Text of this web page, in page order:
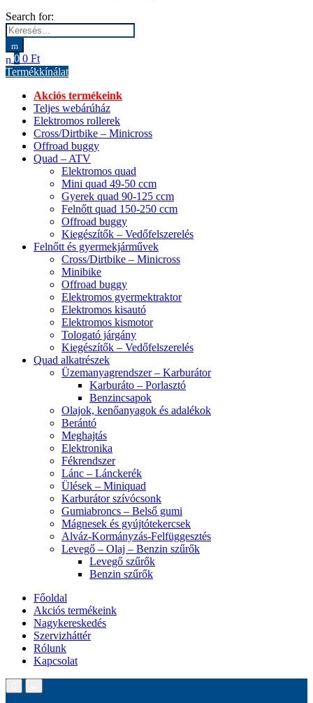
Search for:
0 0 Ft
Termékkínálat
Akciós termékeink
Teljes webárúház
Elektromos rollerek
Cross/Dirtbike – Minicross
Offroad buggy
Quad – ATV
Elektromos quad
Mini quad 49-50 ccm
Gyerek quad 90-125 ccm
Felnőtt quad 150-250 ccm
Offroad buggy
Kiegészítők – Vedőfelszerelés
Felnőtt és gyermekjárművek
Cross/Dirtbike – Minicross
Minibike
Offroad buggy
Elektromos gyermektraktor
Elektromos kisautó
Elektromos kismotor
Tologató járgány
Kiegészítők – Vedőfelszerelés
Quad alkatrészek
Üzemanyagrendszer – Karburátor
Karburáto – Porlasztó
Benzincsapok
Olajok, kenőanyagok és adalékok
Berántó
Meghajtás
Elektronika
Fékrendszer
Lánc – Lánckerék
Ülések – Miniquad
Karburátor szívócsonk
Gumiabroncs – Belső gumi
Mágnesek és gyújtótekercsek
Alváz-Kormányzás-Felfüggesztés
Levegő – Olaj – Benzin szűrők
Levegő szűrők
Benzin szűrők
Főoldal
Akciós termékeink
Nagykereskedés
Szervizháttér
Rólunk
Kapcsolat